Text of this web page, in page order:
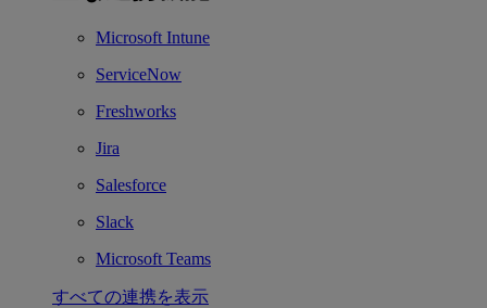
Microsoft Intune
ServiceNow
Freshworks
Jira
Salesforce
Slack
Microsoft Teams
すべての連携を表示